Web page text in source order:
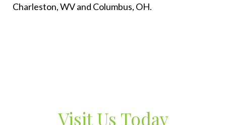
Charleston, WV and Columbus, OH.
Visit Us Today